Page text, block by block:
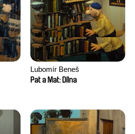
Lubomír Beneš
Pat a Mat: Dílna